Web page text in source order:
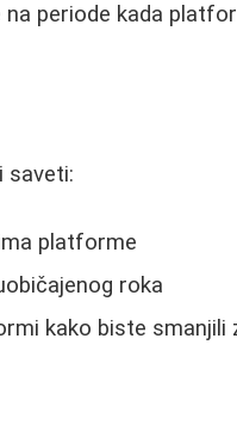
periode kada
saveti:
platforme
roka
kako biste smanjili